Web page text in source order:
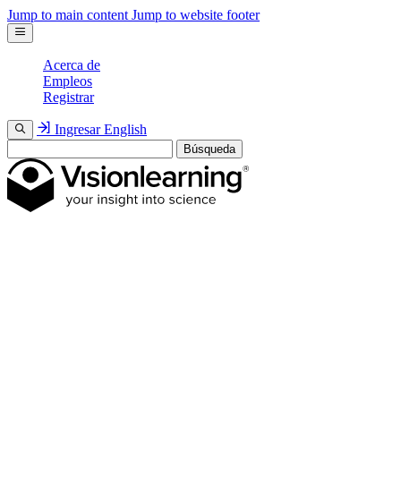
Jump to main content Jump to website footer
Acerca de
Empleos
Registrar
Ingresar English
Búsqueda